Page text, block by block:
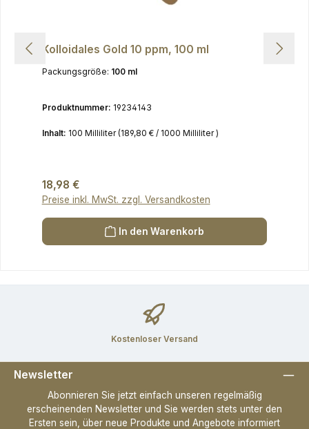
Kolloidales Gold 10 ppm, 100 ml
Packungsgröße: 100 ml
Produktnummer: 19234143
Inhalt: 100 Milliliter(189,80 € / 1000 Milliliter )
Regulärer Preis:
18,98 €
Preise inkl. MwSt. zzgl. Versandkosten
In den Warenkorb
Kostenloser Versand
Newsletter
Abonnieren Sie jetzt einfach unseren regelmäßig
erscheinenden Newsletter und Sie werden stets unter den
Ersten sein, über neue Produkte und Angebote informiert